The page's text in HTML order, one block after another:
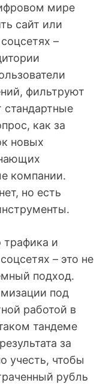
мире
сайт или
–
фильтруют
стандартные
как за
новых
компании.
но есть
трафика и
– это не
подход.
под
работой в
тандеме
за
учесть, чтобы
рубль